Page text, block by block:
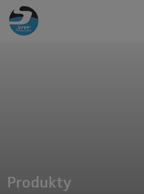
Produkty